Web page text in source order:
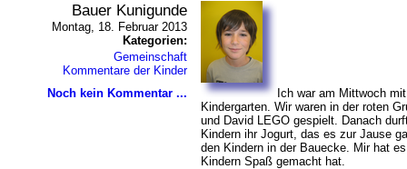
Bauer Kunigunde
Montag, 18. Februar 2013
Kategorien:
Gemeinschaft
Kommentare der Kinder
Noch kein Kommentar ...
Ich war am Mittwoch
Kindergarten. Wir waren in der roten
und David LEGO gespielt. Danach
Kindern ihr Jogurt, das es zur Jause
den Kindern in der Bauecke. Mir hat
Kindern Spaß gemacht hat.